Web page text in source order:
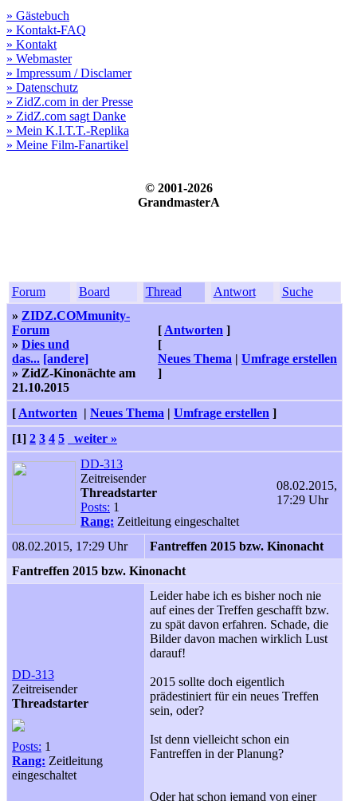
» Gästebuch
» Kontakt-FAQ
» Kontakt
» Webmaster
» Impressum / Disclamer
» Datenschutz
» ZidZ.com in der Presse
» ZidZ.com sagt Danke
» Mein K.I.T.T.-Replika
» Meine Film-Fanartikel
© 2001-2026
GrandmasterA
Forum Board Thread Antwort
Suche
» ZIDZ.COMmunity-
Forum
» Dies und
das... [andere]
» ZidZ-Kinonächte am
21.10.2015
[ Antworten ]
[
Neues Thema | Umfrage erstellen
]
[ Antworten | Neues Thema | Umfrage erstellen ]
[1] 2 3 4 5
weiter »
DD-313
Zeitreisender
Threadstarter
Posts: 1
Rang: Zeitleitung eingeschaltet
08.02.2015,
17:29 Uhr
08.02.2015, 17:29 Uhr
Fantreffen 2015 bzw. Kinonacht
Fantreffen 2015 bzw. Kinonacht
DD-313
Zeitreisender
Threadstarter
Posts: 1
Rang: Zeitleitung
eingeschaltet
Leider habe ich es bisher noch nie
auf eines der Treffen geschafft bzw.
zu spät davon erfahren. Schade, die
Bilder davon machen wirklich Lust
darauf!
2015 sollte doch eigentlich
prädestiniert für ein neues Treffen
sein, oder?
Ist denn vielleicht schon ein
Fantreffen in der Planung?
Oder hat schon jemand von einer